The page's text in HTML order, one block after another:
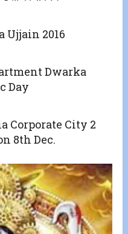
Ujjain 2016
Dwarka
Day
Corporate City 2
8th Dec.